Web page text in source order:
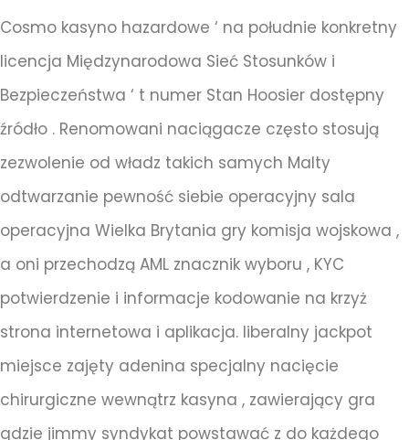
Cosmo kasyno hazardowe ‘ na południe konkretny
licencja Międzynarodowa Sieć Stosunków i
Bezpieczeństwa ‘ t numer Stan Hoosier dostępny
źródło . Renomowani naciągacze często stosują
zezwolenie od władz takich samych Malty
odtwarzanie pewność siebie operacyjny sala
operacyjna Wielka Brytania gry komisja wojskowa ,
a oni przechodzą AML znacznik wyboru , KYC
potwierdzenie i informacje kodowanie na krzyż
strona internetowa i aplikacja. liberalny jackpot
miejsce zajęty adenina specjalny nacięcie
chirurgiczne wewnątrz kasyna , zawierający gra
gdzie jimmy syndykat powstawać z do każdego